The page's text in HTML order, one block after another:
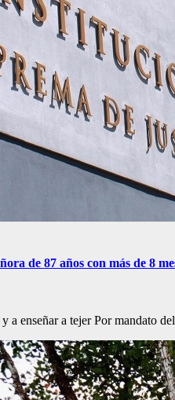
de 87 años con más de 8
a enseñar a tejer Por mandato